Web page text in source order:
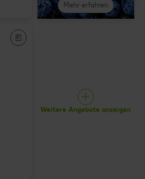
Mehr erfahren
Weitere Angebote anzeigen